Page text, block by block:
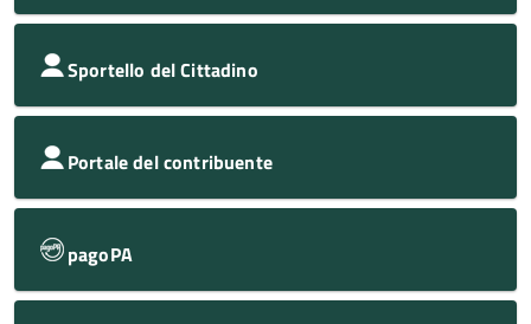
Sportello del Cittadino
Portale del contribuente
pagoPA